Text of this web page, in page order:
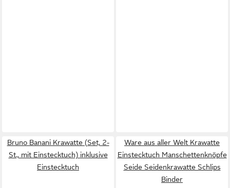
Bruno Banani Krawatte (Set, 2-
St., mit Einstecktuch) inklusive
Einstecktuch
Ware aus aller Welt Krawatte
Einstecktuch Manschettenknöpfe
Seide Seidenkrawatte Schlips
Binder